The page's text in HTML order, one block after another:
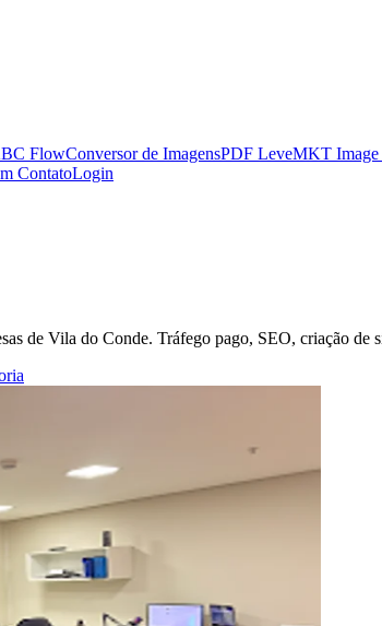
FlowConversor de ImagensPDF LeveMKT Image
ContatoLogin
de Vila do Conde. Tráfego pago, SEO, criação de